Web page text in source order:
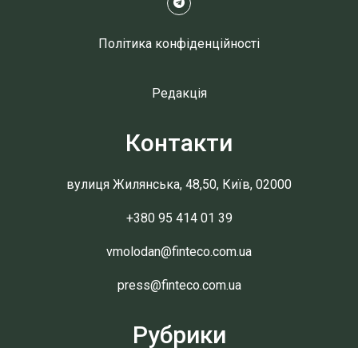
Політика конфіденційності
Редакція
Контакти
вулиця Жилянська, 48,50, Київ, 02000
+380 95 414 01 39
vmolodan@finteco.com.ua
press@finteco.com.ua
Рубрики